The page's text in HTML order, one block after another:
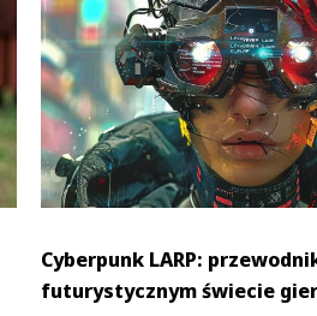
Cyberpunk LARP:
futurystycznym świecie